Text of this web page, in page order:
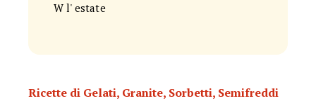
W l' estate
Ricette di Gelati, Granite, Sorbetti, Semifreddi